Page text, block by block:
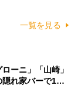
一覧を見る
ーニ」「山崎」
隠れ家バーで1…